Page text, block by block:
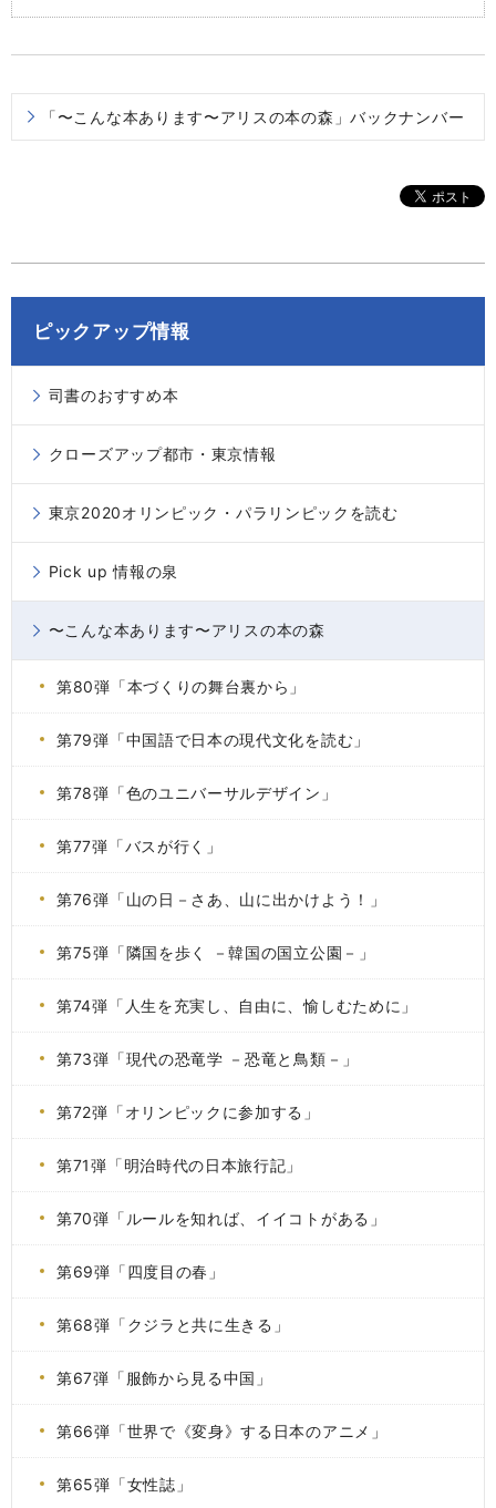
「〜こんな本あります〜アリスの本の森」バックナンバー
ピックアップ情報
司書のおすすめ本
クローズアップ都市・東京情報
東京2020オリンピック・パラリンピックを読む
Pick up 情報の泉
〜こんな本あります〜アリスの本の森
第80弾「本づくりの舞台裏から」
第79弾「中国語で日本の現代文化を読む」
第78弾「色のユニバーサルデザイン」
第77弾「バスが行く」
第76弾「山の日－さあ、山に出かけよう！」
第75弾「隣国を歩く －韓国の国立公園－」
第74弾「人生を充実し、自由に、愉しむために」
第73弾「現代の恐竜学 －恐竜と鳥類－」
第72弾「オリンピックに参加する」
第71弾「明治時代の日本旅行記」
第70弾「ルールを知れば、イイコトがある」
第69弾「四度目の春」
第68弾「クジラと共に生きる」
第67弾「服飾から見る中国」
第66弾「世界で《変身》する日本のアニメ」
第65弾「女性誌」